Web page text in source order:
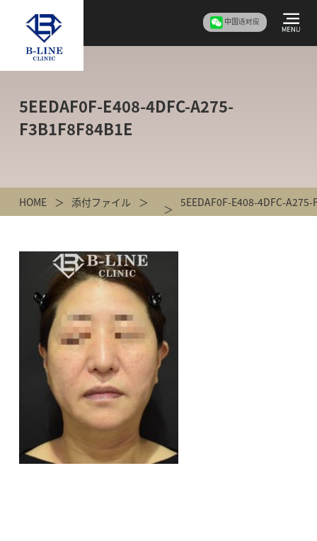
中国语对应
5EEDAF0F-E408-4DFC-A275-
F3B1F8F84B1E
HOME 添付ファイル 5EEDAF0F-E408-4DFC-A275-